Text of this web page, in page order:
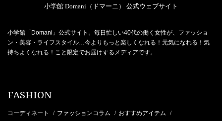
小学館 Domani（ドマーニ） 公式ウェブサイト
小学館「Domani」公式サイト。毎日忙しい40代の働く女性が、ファッショ
ン・美容・ライフスタイル…今よりもっと楽しくなれる！元気になれる！気
持ちよくなれる！こと限定でお届けするメディアです。
FASHION
コーディネート / ファッションコラム / おすすめアイテム /